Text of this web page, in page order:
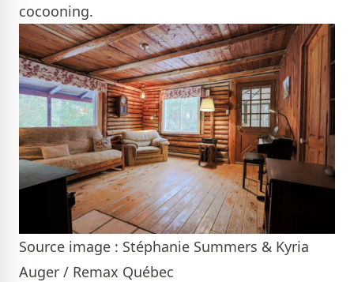
cocooning.
Source image : Stéphanie Summers & Kyria
Auger / Remax Québec